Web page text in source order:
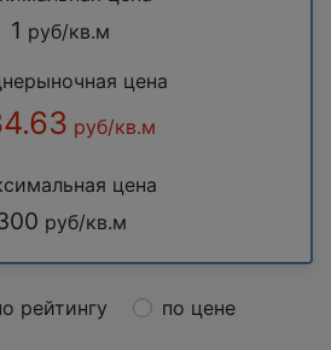
1 руб/кв.м
цена
руб/кв.м
цена
руб/кв.м
рейтингу
по цене